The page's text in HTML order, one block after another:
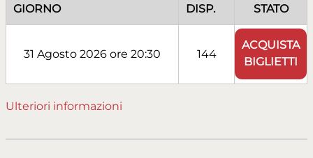
GIORNO DISP. STATO
31 Agosto 2026 ore 20:30 144
ACQUISTA
BIGLIETTI
Ulteriori informazioni